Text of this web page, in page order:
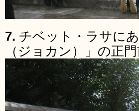
7. チベット・ラサに
（ジョカン）」の正